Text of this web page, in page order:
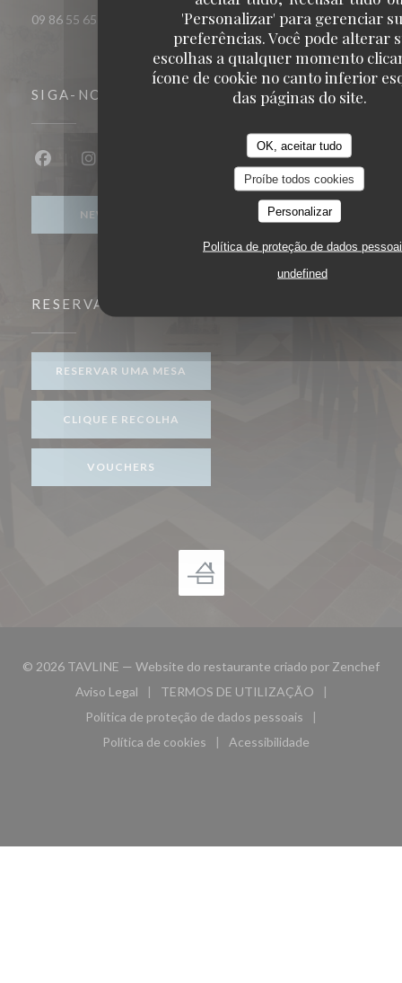
'Personalizar' para gerenciar
preferências. Você pode alterar
escolhas a qualquer momento
ícone de cookie no canto inferior
das páginas do site.
OK, aceitar tudo
Proíbe todos cookies
Personalizar
Política de proteção de dados
undefined
09 86 55 65 65
SIGA-NOS
Facebook ((abre numa nova janela))
Instagram ((abre numa nova janela))
NEWSLETTER
RESERVA
RESERVAR UMA MESA
CLIQUE E RECOLHA
VOUCHERS
© 2026 TAVLINE — Website do restaurante criado por Zenchef
Aviso Legal
((abre numa nova janela))
TERMOS DE UTILIZAÇÃO
((abre numa nova janela))
Política de proteção de dados pessoais
((abre numa nova janela))
Política de cookies
((abre numa nova janela))
Acessibilidade